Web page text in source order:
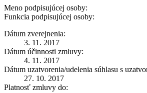
Meno podpisujúcej osoby:
Funkcia podpisujúcej osoby:
Dátum zverejnenia:
3. 11. 2017
Dátum účinnosti zmluvy:
4. 11. 2017
Dátum uzatvorenia/udelenia súhlasu s
27. 10. 2017
Platnosť zmluvy do: